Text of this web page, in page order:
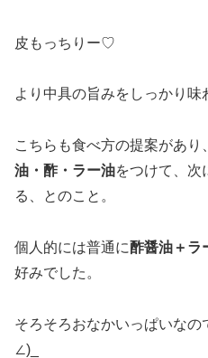
皮もっちりー♡
より中具の旨みをしっかり味
こちらも食べ方の提案があり
油・酢・ラー油をつけて、次
る、とのこと。
個人的には普通に酢醤油＋ラ
好みでした。
そろそろおなかいっぱいなの
∠)_